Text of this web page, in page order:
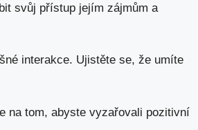
svůj přístup jejím zájmům a
interakce. Ujistěte se,⁤ že ⁢umíte
na tom, abyste vyzařovali pozitivní